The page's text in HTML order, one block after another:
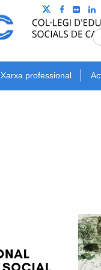
Xarxa professional